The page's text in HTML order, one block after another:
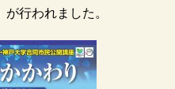
行われました。